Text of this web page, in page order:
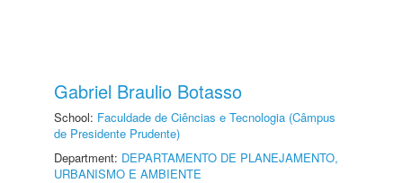
Gabriel Braulio Botasso
School: Faculdade de Ciências e Tecnologia (Câmpus
de Presidente Prudente)
Department: DEPARTAMENTO DE PLANEJAMENTO,
URBANISMO E AMBIENTE